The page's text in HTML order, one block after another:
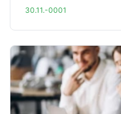
30.11.-0001